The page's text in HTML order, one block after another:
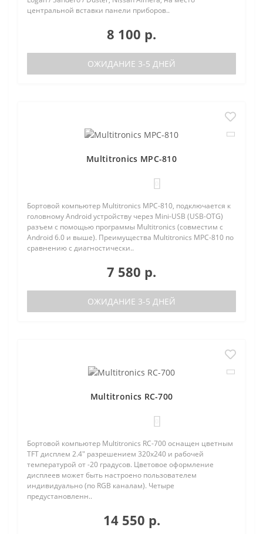
центральной вставки панели приборов..
8 100 р.
ОЖИДАНИЕ 3-5 ДНЕЙ
Multitronics MPC-810
Бортовой компьютер Multitronics MPC-810, подключается к
головному Android устройству через Mini-USB (USB-OTG)
разъем с помощью программы Multitronics (совместим с
Android 6.0 и выше). Преимущества Multitronics MPC-810 по
сравнению с диагностически..
7 580 р.
ОЖИДАНИЕ 3-5 ДНЕЙ
Multitronics RC-700
Бортовой компьютер Multitronics RC-700 оснащен цветным
TFT дисплем 2.4" разрешением 320х240 и рабочей
температурой от -20 градусов. Цветовое оформление
дисплеев может быть настроено пользователем
индивидуально (по RGB каналам). Четыре
предустановленн..
14 550 р.